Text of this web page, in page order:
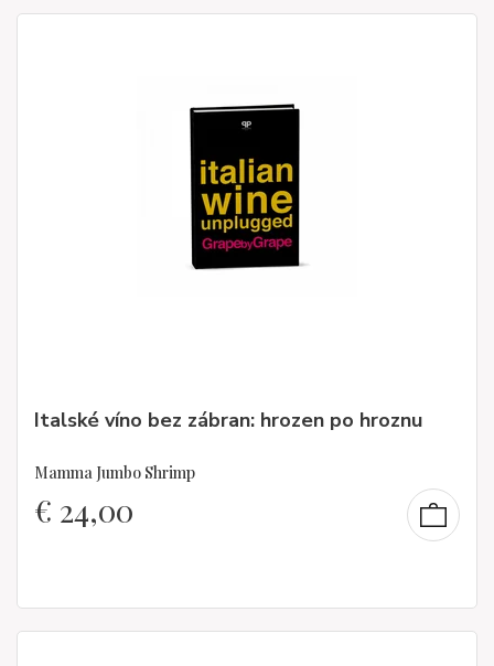
Italské víno bez zábran: hrozen po hroznu
Mamma Jumbo Shrimp
€ 24,00